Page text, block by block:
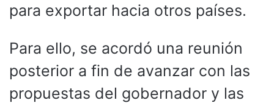
para exportar hacia otros países.
Para ello, se acordó una reunión
posterior a fin de avanzar con las
propuestas del gobernador y las